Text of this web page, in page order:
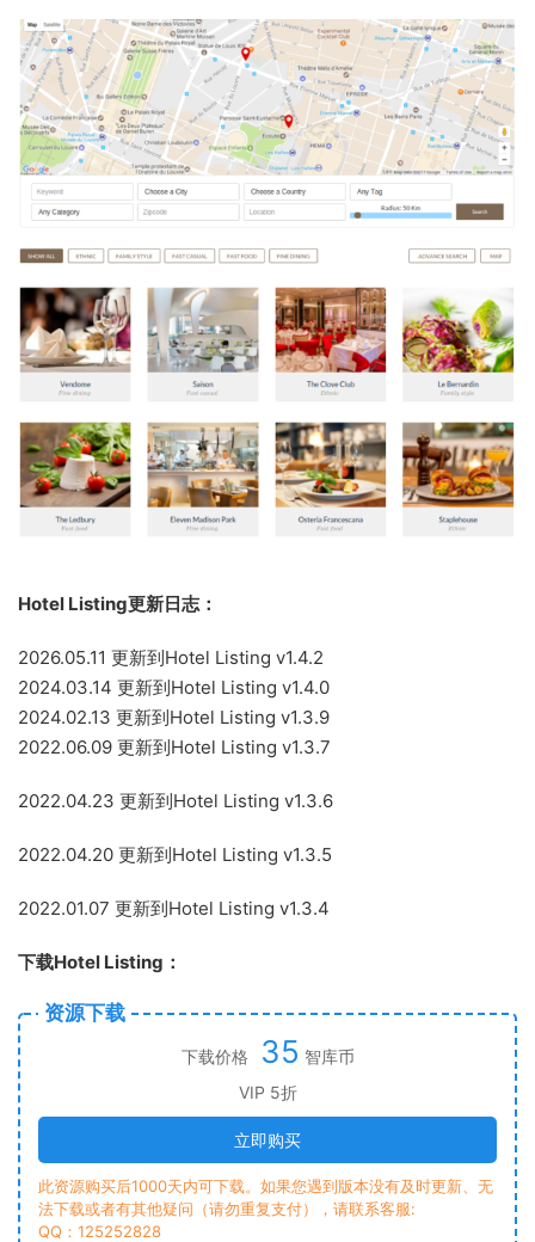
Hotel Listing更新日志：
2026.05.11 更新到Hotel Listing v1.4.2
2024.03.14 更新到Hotel Listing v1.4.0
2024.02.13 更新到Hotel Listing v1.3.9
2022.06.09 更新到Hotel Listing v1.3.7
2022.04.23 更新到Hotel Listing v1.3.6
2022.04.20 更新到Hotel Listing v1.3.5
2022.01.07 更新到Hotel Listing v1.3.4
下载Hotel Listing：
资源下载
下载价格 35 智库币
VIP 5折
立即购买
此资源购买后1000天内可下载。如果您遇到版本没有及时更新、无
法下载或者有其他疑问（请勿重复支付），请联系客服:
QQ：125252828